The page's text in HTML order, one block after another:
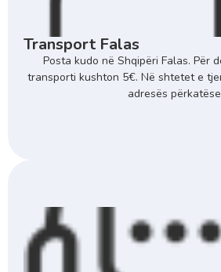
Transport Falas
Posta kudo në Shqipëri Falas. Për
transporti kushton 5€. Në shtetet e
adresës